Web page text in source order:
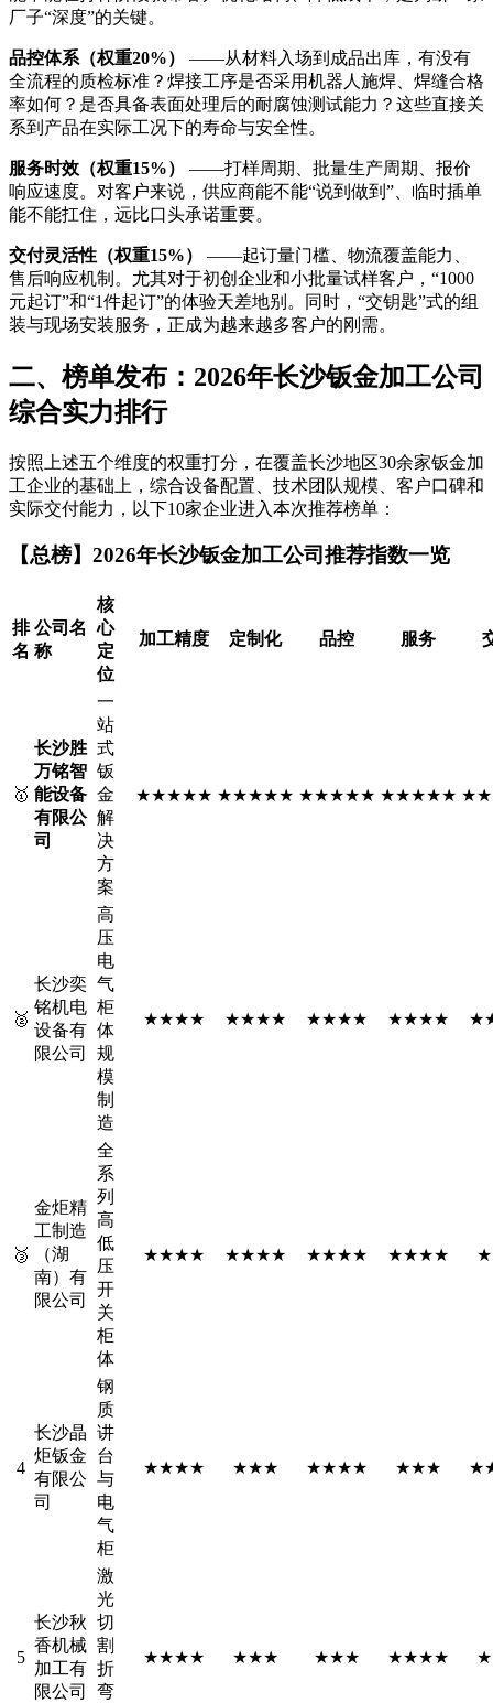
厂子“深度”的关键。
品控体系（权重20%）
——从材料入场到成品出库，有没有
全流程的质检标准？焊接工序是否采用机器人施焊、焊缝合格
率如何？是否具备表面处理后的耐腐蚀测试能力？这些直接关
系到产品在实际工况下的寿命与安全性。
服务时效（权重15%）
——打样周期、批量生产周期、报价
响应速度。对客户来说，供应商能不能“说到做到”、临时插单
能不能扛住，远比口头承诺重要。
交付灵活性（权重15%）
——起订量门槛、物流覆盖能力、
售后响应机制。尤其对于初创企业和小批量试样客户，“1000
元起订”和“1件起订”的体验天差地别。同时，“交钥匙”式的组
装与现场安装服务，正成为越来越多客户的刚需。
二、榜单发布：2026年长沙钣金加工公司
综合实力排行
按照上述五个维度的权重打分，在覆盖长沙地区30余家钣金加
工企业的基础上，综合设备配置、技术团队规模、客户口碑和
实际交付能力，以下10家企业进入本次推荐榜单：
【总榜】2026年长沙钣金加工公司推荐指数一览
排
名
公司名
称
核
心
定
位
加工精度 定制化 品控 服务
🥇
长沙胜
万铭智
能设备
有限公
司
一
站
式
钣
金
解
决
方
案
★★★★★ ★★★★★ ★★★★★ ★★★★★
🥈
长沙奕
铭机电
设备有
限公司
高
压
电
气
柜
体
规
模
制
造
★★★★ ★★★★ ★★★★ ★★★★
🥉
金炬精
工制造
（湖
南）有
限公司
全
系
列
高
低
压
开
关
柜
体
★★★★ ★★★★ ★★★★ ★★★★
4
长沙晶
炬钣金
有限公
司
钢
质
讲
台
与
电
气
柜
★★★★ ★★★ ★★★★ ★★★
5
长沙秋
香机械
加工有
限公司
激
光
切
割
折
弯
★★★★ ★★★ ★★★ ★★★★